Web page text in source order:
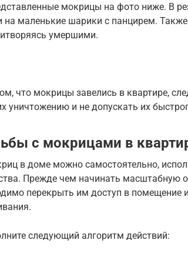
мокрицы на фото ниже. В
на маленькие шарики с панцирем.
умершими.
что мокрицы завелись в квартире,
уничтожению и не допускать их
с мокрицами в
в доме можно самостоятельно,
Прежде чем начинать масштабную
перекрыть им доступ в помещение
следующий алгоритм действий: